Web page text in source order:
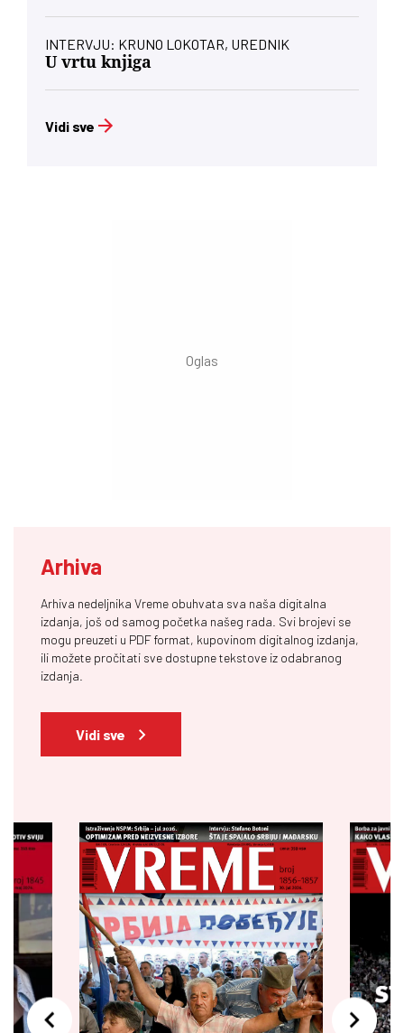
INTERVJU: KRUNO LOKOTAR, UREDNIK
U vrtu knjiga
Vidi sve
Arhiva
Arhiva nedeljnika Vreme obuhvata sva naša digitalna
izdanja, još od samog početka našeg rada. Svi brojevi se
mogu preuzeti u PDF format, kupovinom digitalnog izdanja,
ili možete pročitati sve dostupne tekstove iz odabranog
izdanja.
Vidi sve